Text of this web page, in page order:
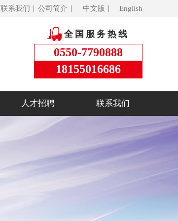
English
中文版
公司简介
联系我们
全国服务热线
0550-7790888
18155016686
人才招聘 联系我们